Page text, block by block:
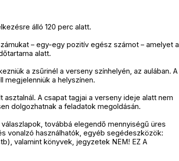
álló 120 perc alatt.
– egy-egy pozitív egész számot – amelyet a
alatt.
a zsűrinél a verseny színhelyén, az aulában. A
a helyszínen.
A csapat tagjai a verseny ideje alatt nem
dolgozhatnak a feladatok megoldásán.
továbbá elegendő mennyiségű üres
vonalzó használhatók, egyéb segédeszközök:
valamint könyvek, jegyzetek NEM! EZ A